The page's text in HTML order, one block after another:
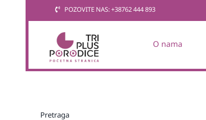
POZOVITE NAS: +38762 444 893
O nama
Pretraga